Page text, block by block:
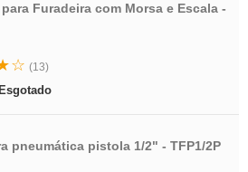
Furadeira com Morsa e Escala -
(13)
pneumática pistola 1/2" - TFP1/2P